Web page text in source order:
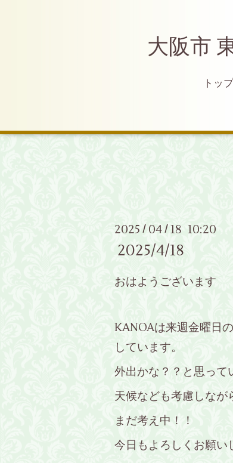
大阪市
トッ
2025 / 04 / 18 10:20
2025/4/18
おはようございます
KANOAは来週金曜日
しています。
外出かな？？と思って
天候なども考慮しなが
まだ考え中！！
今日もよろしくお願い